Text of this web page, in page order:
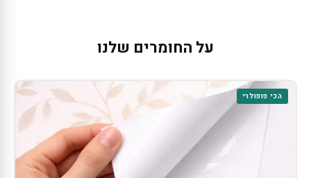
על החומרים שלנו
הכי פופולרי